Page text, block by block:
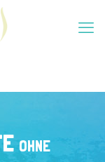
OHNE